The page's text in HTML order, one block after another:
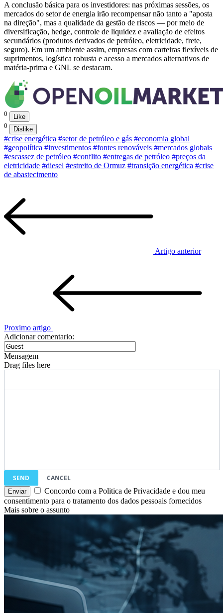
A conclusão básica para os investidores: nas próximas sessões, os
mercados do setor de energia irão recompensar não tanto a "aposta
na direção", mas a qualidade da gestão de riscos — por meio de
diversificação, hedge, controle de liquidez e avaliação de efeitos
secundários (produtos derivados de petróleo, eletricidade, frete,
seguro). Em um ambiente assim, empresas com carteiras flexíveis de
suprimentos, logística robusta e acesso a mercados alternativos de
matéria-prima e GNL se destacam.
0
Like
0
Dislike
#crise energética #setor de petróleo e gás #economia global
#geopolítica #investimentos #fontes renováveis #mercados globais
#escassez de petróleo #conflito #entregas de petróleo #preços da
eletricidade #diesel #estreito de Ormuz #transição energética #crise
de abastecimento
Artigo anterior
Proximo artigo
Adicionar comentario:
Mensagem
Drag files here
SEND
CANCEL
Concordo com a Politica de Privacidade e dou meu
consentimento para o tratamento dos dados pessoais fornecidos
Mais sobre o assunto